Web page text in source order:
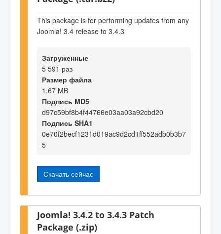
This package is for performing updates from any
Joomla! 3.4 release to 3.4.3
Загруженные
5 591 раз
Размер файла
1.67 MB
Подпись MD5
d97c59bf8b4f44766e03aa03a92cbd20
Подпись SHA1
0e70f2becf1231d019ac9d2cd1ff552adb0b3b7
5
Скачать сейчас
Joomla! 3.4.2 to 3.4.3 Patch
Package (.zip)